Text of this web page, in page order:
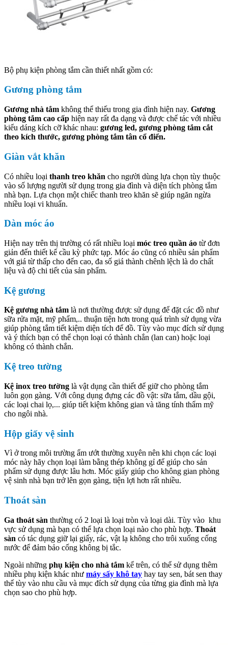
Bộ phụ kiện phòng tắm cần thiết nhất gồm có:
Gương phòng tắm
Gương nhà tắm không thể thiếu trong gia đình hiện nay. Gương
phòng tắm cao cấp hiện nay rất đa dạng và được chế tác với nhiều
kiểu dáng kích cỡ khác nhau: gương led, gương phòng tắm cắt
theo kích thước, gương phòng tắm tân cổ điển.
Giàn vắt khăn
Có nhiều loại thanh treo khăn cho người dùng lựa chọn tùy thuộc
vào số lượng người sử dụng trong gia đình và diện tích phòng tắm
nhà bạn. Lựa chọn một chiếc thanh treo khăn sẽ giúp ngăn ngừa
nhiều loại vi khuẩn.
Dàn móc áo
Hiện nay trên thị trường có rất nhiều loại móc treo quần áo từ đơn
giản đến thiết kế cầu kỳ phức tạp. Móc áo cũng có nhiều sản phẩm
với giá từ thấp cho đến cao, đa số giá thành chênh lệch là do chất
liệu và độ chi tiết của sản phẩm.
Kệ gương
Kệ gương nhà tắm là nơi thường được sử dụng để đặt các đồ như
sữa rửa mặt, mỹ phẩm,.. thuận tiện hơn trong quá trình sử dụng vừa
giúp phòng tắm tiết kiệm diện tích để đồ. Tùy vào mục đích sử dụng
và ý thích bạn có thể chọn loại có thành chắn (lan can) hoặc loại
không có thành chắn.
Kệ treo tường
Kệ inox treo tường là vật dụng cần thiết để giữ cho phòng tắm
luôn gọn gàng. Với công dụng đựng các đồ vật: sữa tắm, dầu gội,
các loại chai lọ,... giúp tiết kiệm không gian và tăng tính thẩm mỹ
cho ngôi nhà.
Hộp giấy vệ sinh
Vì ở trong môi trường ẩm ướt thường xuyên nên khi chọn các loại
móc này hãy chọn loại làm bằng thép không gỉ để giúp cho sản
phẩm sử dụng được lâu hơn. Móc giấy giúp cho không gian phòng
vệ sinh nhà bạn trở lên gọn gàng, tiện lợi hơn rất nhiều.
Thoát sàn
Ga thoát sàn thường có 2 loại là loại tròn và loại dài. Tùy vào khu
vực sử dụng mà bạn có thể lựa chọn loại nào cho phù hợp. Thoát
sàn có tác dụng giữ lại giấy, rác, vật lạ không cho trôi xuống cống
nước để đảm bảo cống không bị tắc.
Ngoài những phụ kiện cho nhà tắm kể trên, có thể sử dụng thêm
nhiều phụ kiện khác như máy sấy khô tay hay tay sen, bát sen thay
thế tùy vào nhu cầu và mục đích sử dụng của từng gia đình mà lựa
chọn sao cho phù hợp.